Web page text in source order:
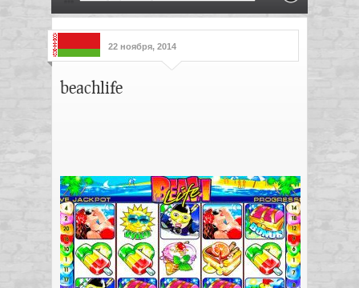
22 ноября, 2014
beachlife